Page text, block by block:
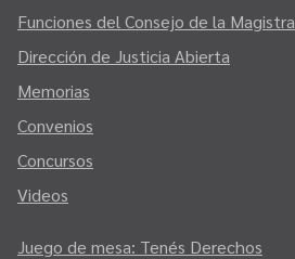
Funciones del Consejo de la
Dirección de Justicia Abierta
Memorias
Convenios
Concursos
Videos
Juego de mesa: Tenés Derechos